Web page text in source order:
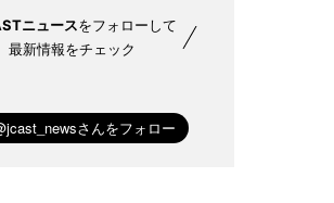
ニュースをフォローして
最新情報をチェック